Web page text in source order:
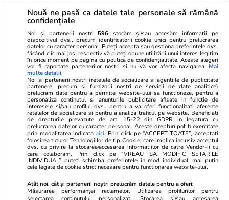
Comentează
Loghează-te în contul tău
comentarii și a te alătura dialogului.
Sunt de acord cu regulile comunitatii
Nouă ne pasă ca datele tale personale să rămână
confidențiale
Noi și partenerii noștri 596 stocăm și/sau accesăm informații pe
dispozitivul dvs., precum identificatorii cookie unici pentru prelucrarea
datelor cu caracter personal. Puteți accepta sau gestiona preferințele dvs.
făcând clic mai jos, respectiv vă puteți opune utilizării unui interes legitim
în orice moment pe pagina cu politica de confidențialitate. Aceste alegeri
vor fi raportate partenerilor noștri și nu vă vor afecta navigarea. Mai
multe detalii
Noi si partenerii nostri (retelele de socializare si agentiile de publicitate
partenere, precum si furnizorii nostri de servicii de date analitice)
prelucram date pentru a permite website-ului sa functioneze, pentru a
personaliza continutul si anunturile publicitare afisate in functie de
interesele si/sau profilul dvs., pentru a va oferi functionalitati aferente
retelelor de socializare si pentru a analiza traficul pe website. Beneficiati
de drepturile prevazute de art. 15-22 din GDPR in legatura cu
prelucrarea datelor cu caracter personal. Aceste drepturi pot fi exercitate
prin modalitatea indicataaici. Prin click pe “ACCEPT TOATE”, acceptati
folosirea tuturor Tehnologiilor de tip Cookie, care implica inclusiv acceptul
dvs. cu privire la stocarea/accesarea informatiilor de catre Vendor-ii cu
care colaboram. Prin click pe “VREAU SA MODIFIC SETARILE
INDIVIDUAL” puteti schimba preferintele in mod individual, mai putin
cele legate de cookie strict necesare pentru functionarea website-ului.
Atât noi, cât și partenerii noștri prelucrăm datele pentru a oferi:
Măsurarea performanței reclamelor. Utilizarea profilurilor pentru